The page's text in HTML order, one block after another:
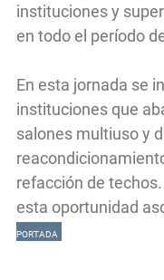
instituciones y
en todo el período
En esta jornada se
instituciones que
salones multiuso y
refacción de
esta oportunidad
PORTADA